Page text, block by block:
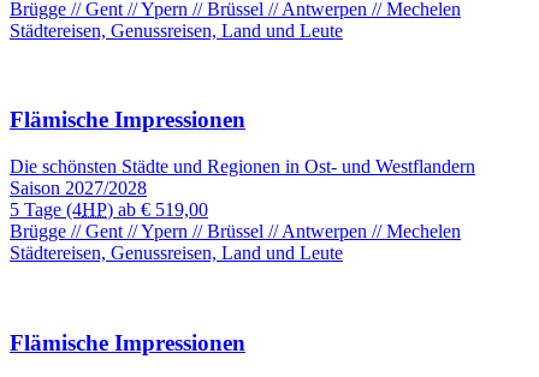
Brügge // Gent // Ypern // Brüssel // Antwerpen // Mechelen
Städtereisen, Genussreisen, Land und Leute
Flämische Impressionen
Die schönsten Städte und Regionen in Ost- und Westflandern
Saison 2027/2028
5 Tage (4HP) ab € 519,00
Brügge // Gent // Ypern // Brüssel // Antwerpen // Mechelen
Städtereisen, Genussreisen, Land und Leute
Flämische Impressionen